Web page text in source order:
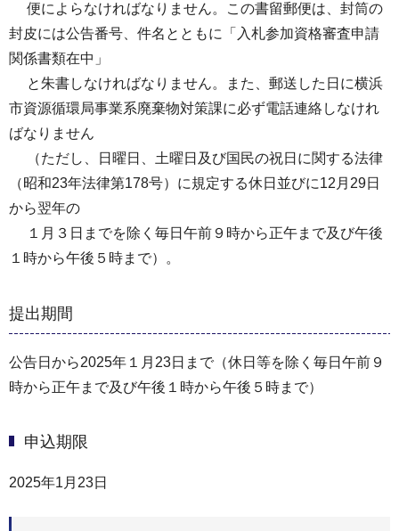
便によらなければなりません。この書留郵便は、封筒の
封皮には公告番号、件名とともに「入札参加資格審査申請
関係書類在中」
と朱書しなければなりません。また、郵送した日に横浜
市資源循環局事業系廃棄物対策課に必ず電話連絡しなけれ
ばなりません
（ただし、日曜日、土曜日及び国民の祝日に関する法律
（昭和23年法律第178号）に規定する休日並びに12月29日
から翌年の
１月３日までを除く毎日午前９時から正午まで及び午後
１時から午後５時まで）。
提出期間
公告日から2025年１月23日まで（休日等を除く毎日午前９
時から正午まで及び午後１時から午後５時まで）
申込期限
2025年1月23日